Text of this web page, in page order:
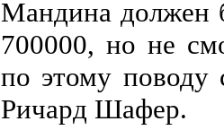
Мандина должен
700000, но не
по этому
Ричард Шафер.